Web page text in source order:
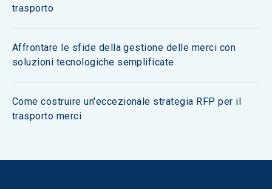
trasporto
Affrontare le sfide della gestione delle merci con
soluzioni tecnologiche semplificate
Come costruire un'eccezionale strategia RFP per il
trasporto merci